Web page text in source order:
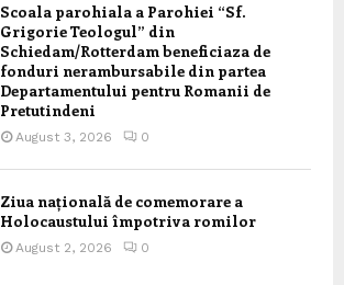
Scoala parohiala a Parohiei “Sf.
Grigorie Teologul” din
Schiedam/Rotterdam beneficiaza de
fonduri nerambursabile din partea
Departamentului pentru Romanii de
Pretutindeni
August 3, 2026 0
Ziua națională de comemorare a
Holocaustului împotriva romilor
August 2, 2026 0